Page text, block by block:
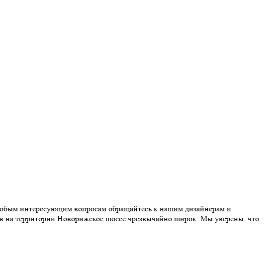
интересующим вопросам обращайтесь к нашим дизайнерам и
на территории Новорижское шоссе чрезвычайно широк. Мы уверены, что